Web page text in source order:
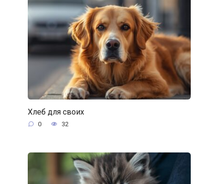
Хлеб для своих
0 32